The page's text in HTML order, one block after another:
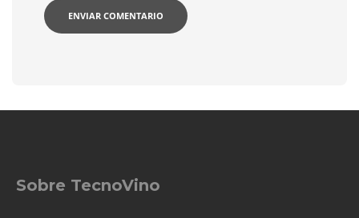
Sobre TecnoVino